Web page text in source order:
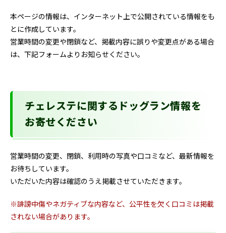
本ページの情報は、インターネット上で公開されている情報をも
とに作成しています。
営業時間の変更や閉鎖など、掲載内容に誤りや変更点がある場合
は、下記フォームよりお知らせください。
チェレステに関するドッグラン情報を
お寄せください
営業時間の変更、閉鎖、利用時の写真や口コミなど、最新情報を
お待ちしています。
いただいた内容は確認のうえ掲載させていただきます。
※誹謗中傷やネガティブな内容など、公平性を欠く口コミは掲載
されない場合があります。